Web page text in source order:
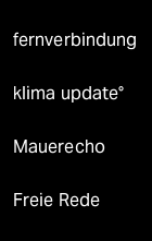
fernverbindung
klima update°
Mauerecho
Freie Rede